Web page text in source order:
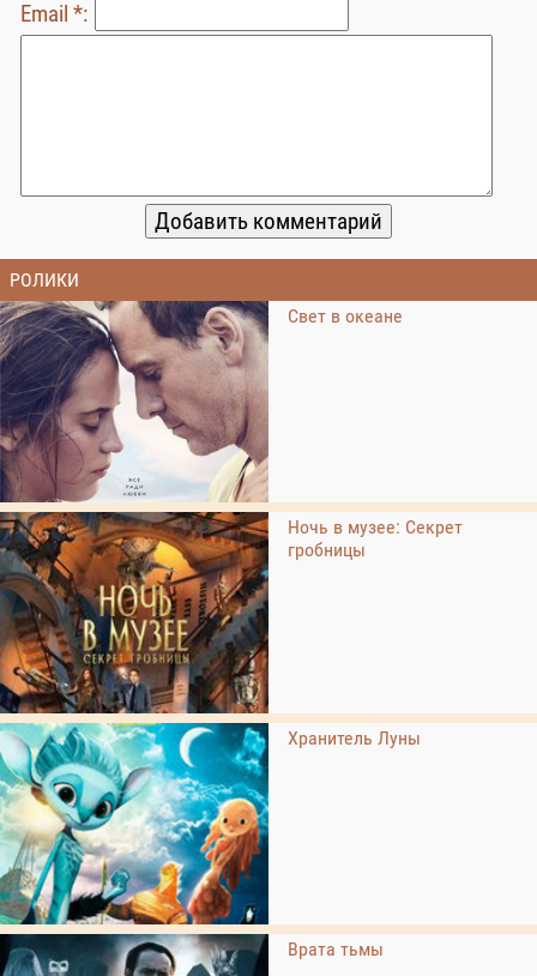
Email *:
РОЛИКИ
Свет в океане
Ночь в музее: Секрет
гробницы
Хранитель Луны
Врата тьмы